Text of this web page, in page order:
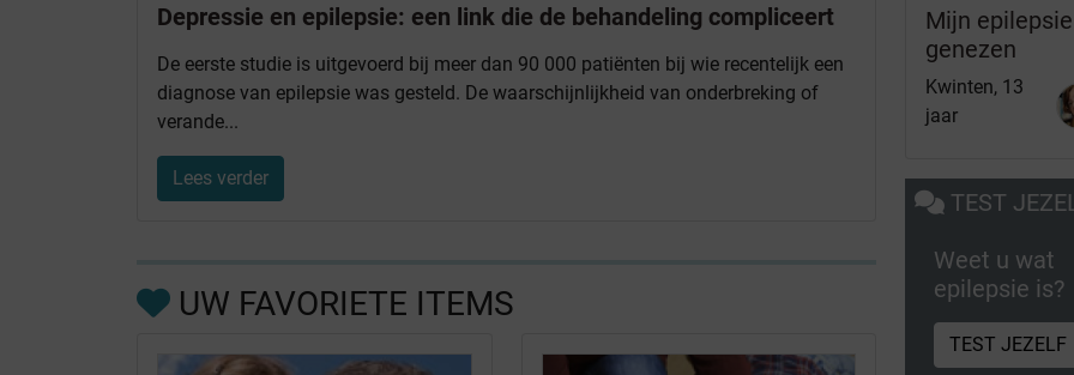
Depressie en epilepsie: een link die de behandeling compliceert
De eerste studie is uitgevoerd bij meer dan 90 000 patiënten bij wie recentelijk een
diagnose van epilepsie was gesteld. De waarschijnlijkheid van onderbreking of
verande...
Lees verder
UW FAVORIETE ITEMS
Mijn
genezen
Kwinten, 13
jaar
TEST
Weet u wat
epilepsie is?
TEST JEZELF